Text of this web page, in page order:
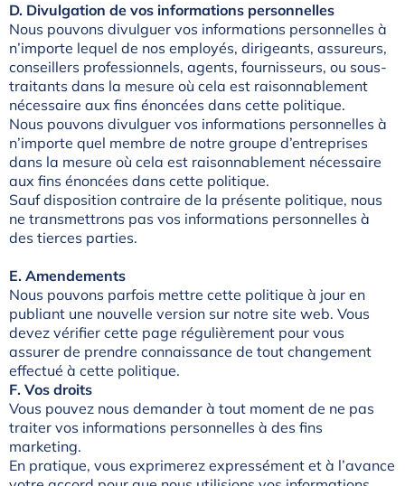
D. Divulgation de vos informations personnelles
Nous pouvons divulguer vos informations personnelles à
n’importe lequel de nos employés, dirigeants, assureurs,
conseillers professionnels, agents, fournisseurs, ou sous-
traitants dans la mesure où cela est raisonnablement
nécessaire aux fins énoncées dans cette politique.
Nous pouvons divulguer vos informations personnelles à
n’importe quel membre de notre groupe d’entreprises
dans la mesure où cela est raisonnablement nécessaire
aux fins énoncées dans cette politique.
Sauf disposition contraire de la présente politique, nous
ne transmettrons pas vos informations personnelles à
des tierces parties.
E. Amendements
Nous pouvons parfois mettre cette politique à jour en
publiant une nouvelle version sur notre site web. Vous
devez vérifier cette page régulièrement pour vous
assurer de prendre connaissance de tout changement
effectué à cette politique.
F. Vos droits
Vous pouvez nous demander à tout moment de ne pas
traiter vos informations personnelles à des fins
marketing.
En pratique, vous exprimerez expressément et à l’avance